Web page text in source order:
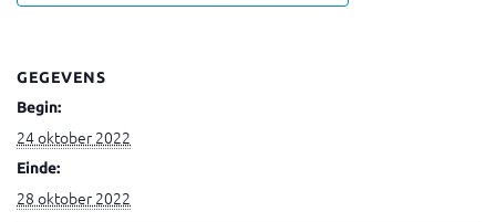
GEGEVENS
Begin:
24 oktober 2022
Einde:
28 oktober 2022